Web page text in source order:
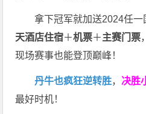
拿下冠军就加送2024任
天酒店住宿＋机票＋主赛门票
现场赛事也能登顶巅峰！
丹牛也疯狂逆转胜， 决胜
最好时机！